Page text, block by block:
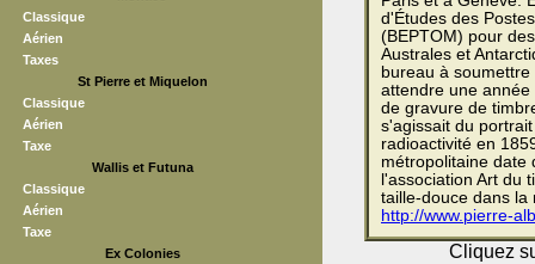
Classique
Aérien
Taxes
St Pierre et Miquelon
Classique
Aérien
Taxe
Wallis et Futuna
Classique
Aérien
Taxe
Ex Colonies
d'Études des
(BEPTOM) pour
Australes et
bureau à
attendre une
de gravure de
s'agissait du
radioactivité en
métropolitaine date
l'association Art du
taille-douce dans la
http://www.pierre-
Cliquez